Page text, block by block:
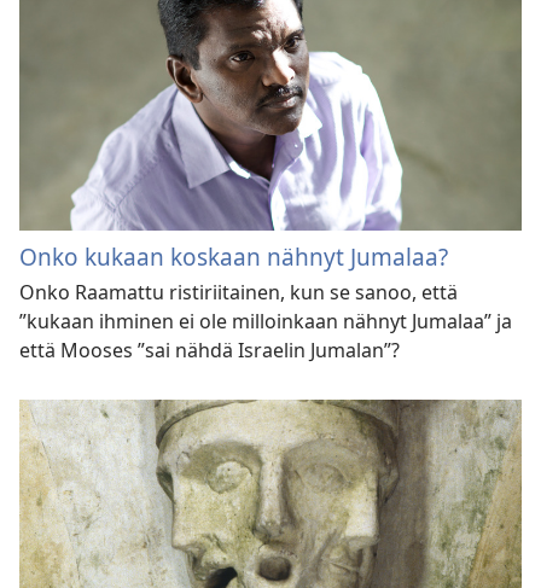
Onko kukaan koskaan nähnyt Jumalaa?
Onko Raamattu ristiriitainen, kun se sanoo, että
”kukaan ihminen ei ole milloinkaan nähnyt Jumalaa” ja
että Mooses ”sai nähdä Israelin Jumalan”?